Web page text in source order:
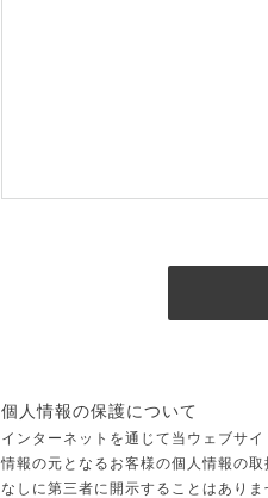
個人情報の保護について
インターネットを通じて当ウェブサ
情報の元となるお客様の個人情報の
なしに第三者に開示することはありま